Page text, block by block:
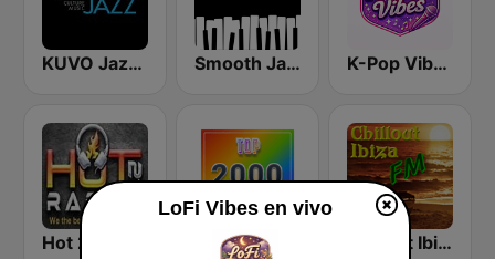
KUVO Jazz 89.3 FM Smooth Jazz - Groov K-Pop Vibes
Chillout Ibiza FM
LoFi Vibes en vivo